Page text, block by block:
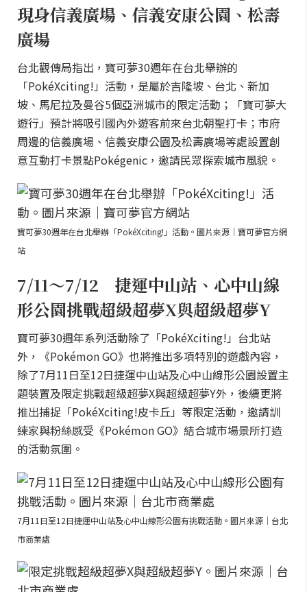
現身信義廣場、信義安康公園、松壽
廣場
台北觀傳局指出，寶可夢30週年在台北舉辦的
「PokéXciting!」活動，是屬於吉隆坡、台北、新加
坡、馬尼拉及曼谷5個亞洲城市的限定活動；「寶可夢大
遊行」預計將吸引國內外遊客前來台北朝聖打卡；市府
周邊的信義廣場、信義安康公園及松壽廣場等處設置創
意互動打卡景點Pokégenic，邀請民眾探索城市風貌。
寶可夢30週年在台北舉辦「PokéXciting!」活動。圖片來源｜寶可夢官方網
站
7/11～7/12 捷運中山站、心中山線
形公園挑戰超級超夢X與超級超夢Y
寶可夢30週年系列活動除了「PokéXciting!」台北站
外，《Pokémon GO》也將推出多項特別的遊戲內容，
除了7月11日至12日捷運中山站及心中山線形公園設置主
題裝置及限定挑戰超級超夢X與超級超夢Y外，後續更將
推出捕捉「PokéXciting!皮卡丘」等限定活動，邀請訓
練家與粉絲感受《Pokémon GO》結合城市場景所打造
的活動氛圍。
7月11日至12日捷運中山站及心中山線形公園有挑戰活動。圖片來源｜台北
市商業處